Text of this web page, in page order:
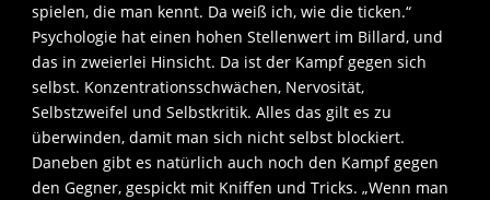
spielen, die man kennt. Da weiß ich, wie die ticken.“
Psychologie hat einen hohen Stellenwert im Billard, und
das in zweierlei Hinsicht. Da ist der Kampf gegen sich
selbst. Konzentrationsschwächen, Nervosität,
Selbstzweifel und Selbstkritik. Alles das gilt es zu
überwinden, damit man sich nicht selbst blockiert.
Daneben gibt es natürlich auch noch den Kampf gegen
den Gegner, gespickt mit Kniffen und Tricks. „Wenn man